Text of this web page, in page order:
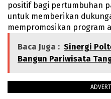
positif bagi pertumbuhan
untuk memberikan
mempromosikan program
Baca Juga : Sinergi
Bangun Pariwisata